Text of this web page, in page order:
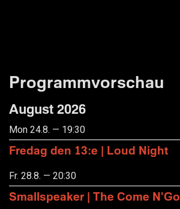
Programmvorschau
August 2026
Mon 24.8. — 19:30
Fredag den 13:e | Loud Night
Fr. 28.8. — 20:30
Smallspeaker | The Come N'Go